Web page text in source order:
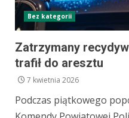
Bez kategorii
Zatrzymany
trafił do aresztu
7 kwietnia 2026
Podczas piątkowego